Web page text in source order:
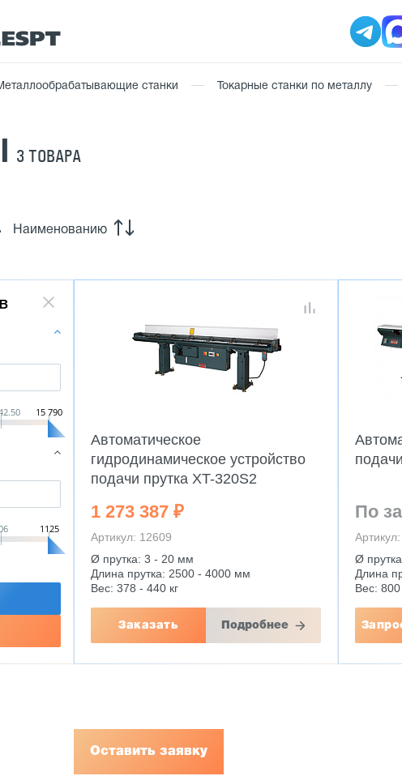
станки Токарные станки по металлу
3 ТОВАРА
Наименованию
15 790
1125
Автоматическое
гидродинамическое устройство
подачи прутка XT-320S2
1 273 387 ₽
Артикул: 12609
Ø прутка: 3 - 20 мм
Длина прутка: 2500 - 4000 мм
Вес: 378 - 440 кг
Заказать Подробнее
По
Ø
Длина
Вес: 800
Оставить заявку